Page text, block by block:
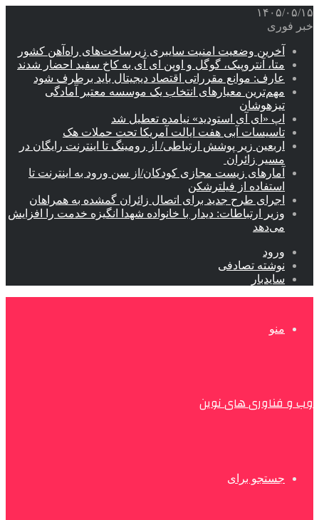
۱۴۰۵/۰۵/۱۵
خبر فوری
آخرین وضعیت امنیت سایبری زیرساخت‌های راه‌آهن کشور
متا، آنتروپیک، گوگل و اوپن ای آی به کاخ سفید احضار شدند
عارف: موانع مقرراتی اقتصاد دیجیتال باید برطرف شود
مهم‌ترین معیارهای انتخاب یک موسسه معتبر آمادگی
تیزهوشان
اپ «ای آی استودید» نیامده تعطیل شد
تاسیسات آبی هفت ایالت آمریکا تحت حملات هک
اربعین زیر پوشش ارتباطی/ از رومینگ تا اینترنت رایگان در
مسیر زائران
آمارهای زیست مجازی کودکان/از سن ورود به اینترنت تا
استفاده از فیلترشکن
اجرای طرح جدید برای اتصال زائران گمشده به همراهان
وزیر ارتباطات: دیدار با خانواده شهدا انگیزه خدمت را افزایش
می‌دهد
ورود
نوشته تصادفی
سایدبار
منو
وب و فناوری های نوین
جستجو برای